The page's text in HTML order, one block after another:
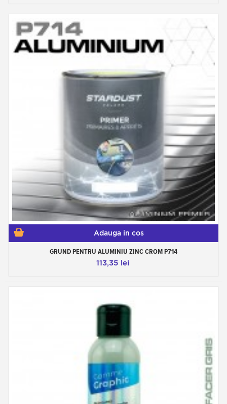
Adauga in cos
GRUND PENTRU ALUMINIU ZINC CROM P714
113,35 lei